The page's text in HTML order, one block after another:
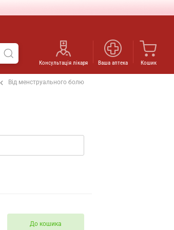
Консультація лікаря Ваша аптека Кошик
Від менструального болю
До кошика